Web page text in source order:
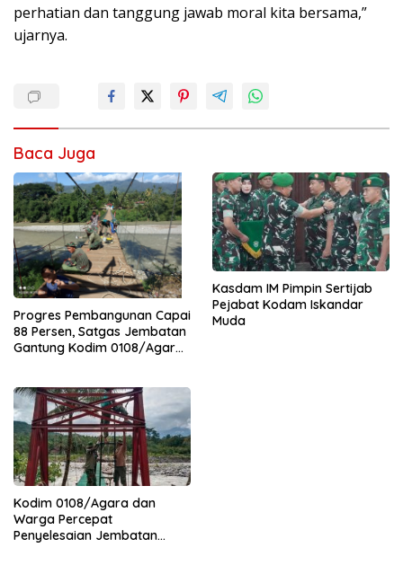
perhatian dan tanggung jawab moral kita bersama,”
ujarnya.
Baca Juga
Progres Pembangunan Capai
88 Persen, Satgas Jembatan
Gantung Kodim 0108/Agara
Kasdam IM Pimpin Sertijab
Pejabat Kodam Iskandar
Muda
Kodim 0108/Agara dan
Warga Percepat
Penyelesaian Jembatan